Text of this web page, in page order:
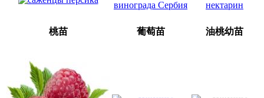
桃苗 葡萄苗 油桃幼苗